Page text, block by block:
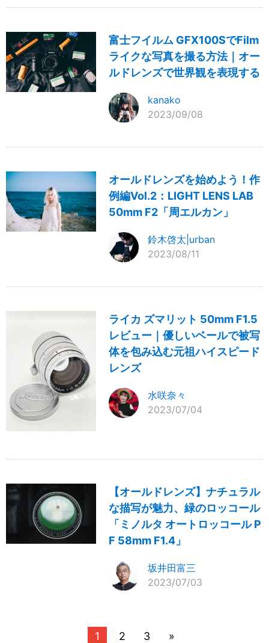
富士フイルム GFX100SでFilm
ライクな写真を撮る方法｜オー
ルドレンズで世界観を表現する
kanako
2023/09/08
オールドレンズを始めよう！作
例編Vol.2：LIGHT LENS LAB
50mm F2「周エルカン」
鈴木啓太|urban
2023/08/11
ライカ ズマリット 50mm F1.5
レビュー｜優しいベールで被写
体を包み込む元祖ハイスピード
レンズ
水咲奈々
2023/07/04
【オールドレンズ】ナチュラル
な描写が魅力、緑のロッコール
「ミノルタ オートロッコール P
F 58mm F1.4」
坂井田富三
2023/07/03
1 2 3 »